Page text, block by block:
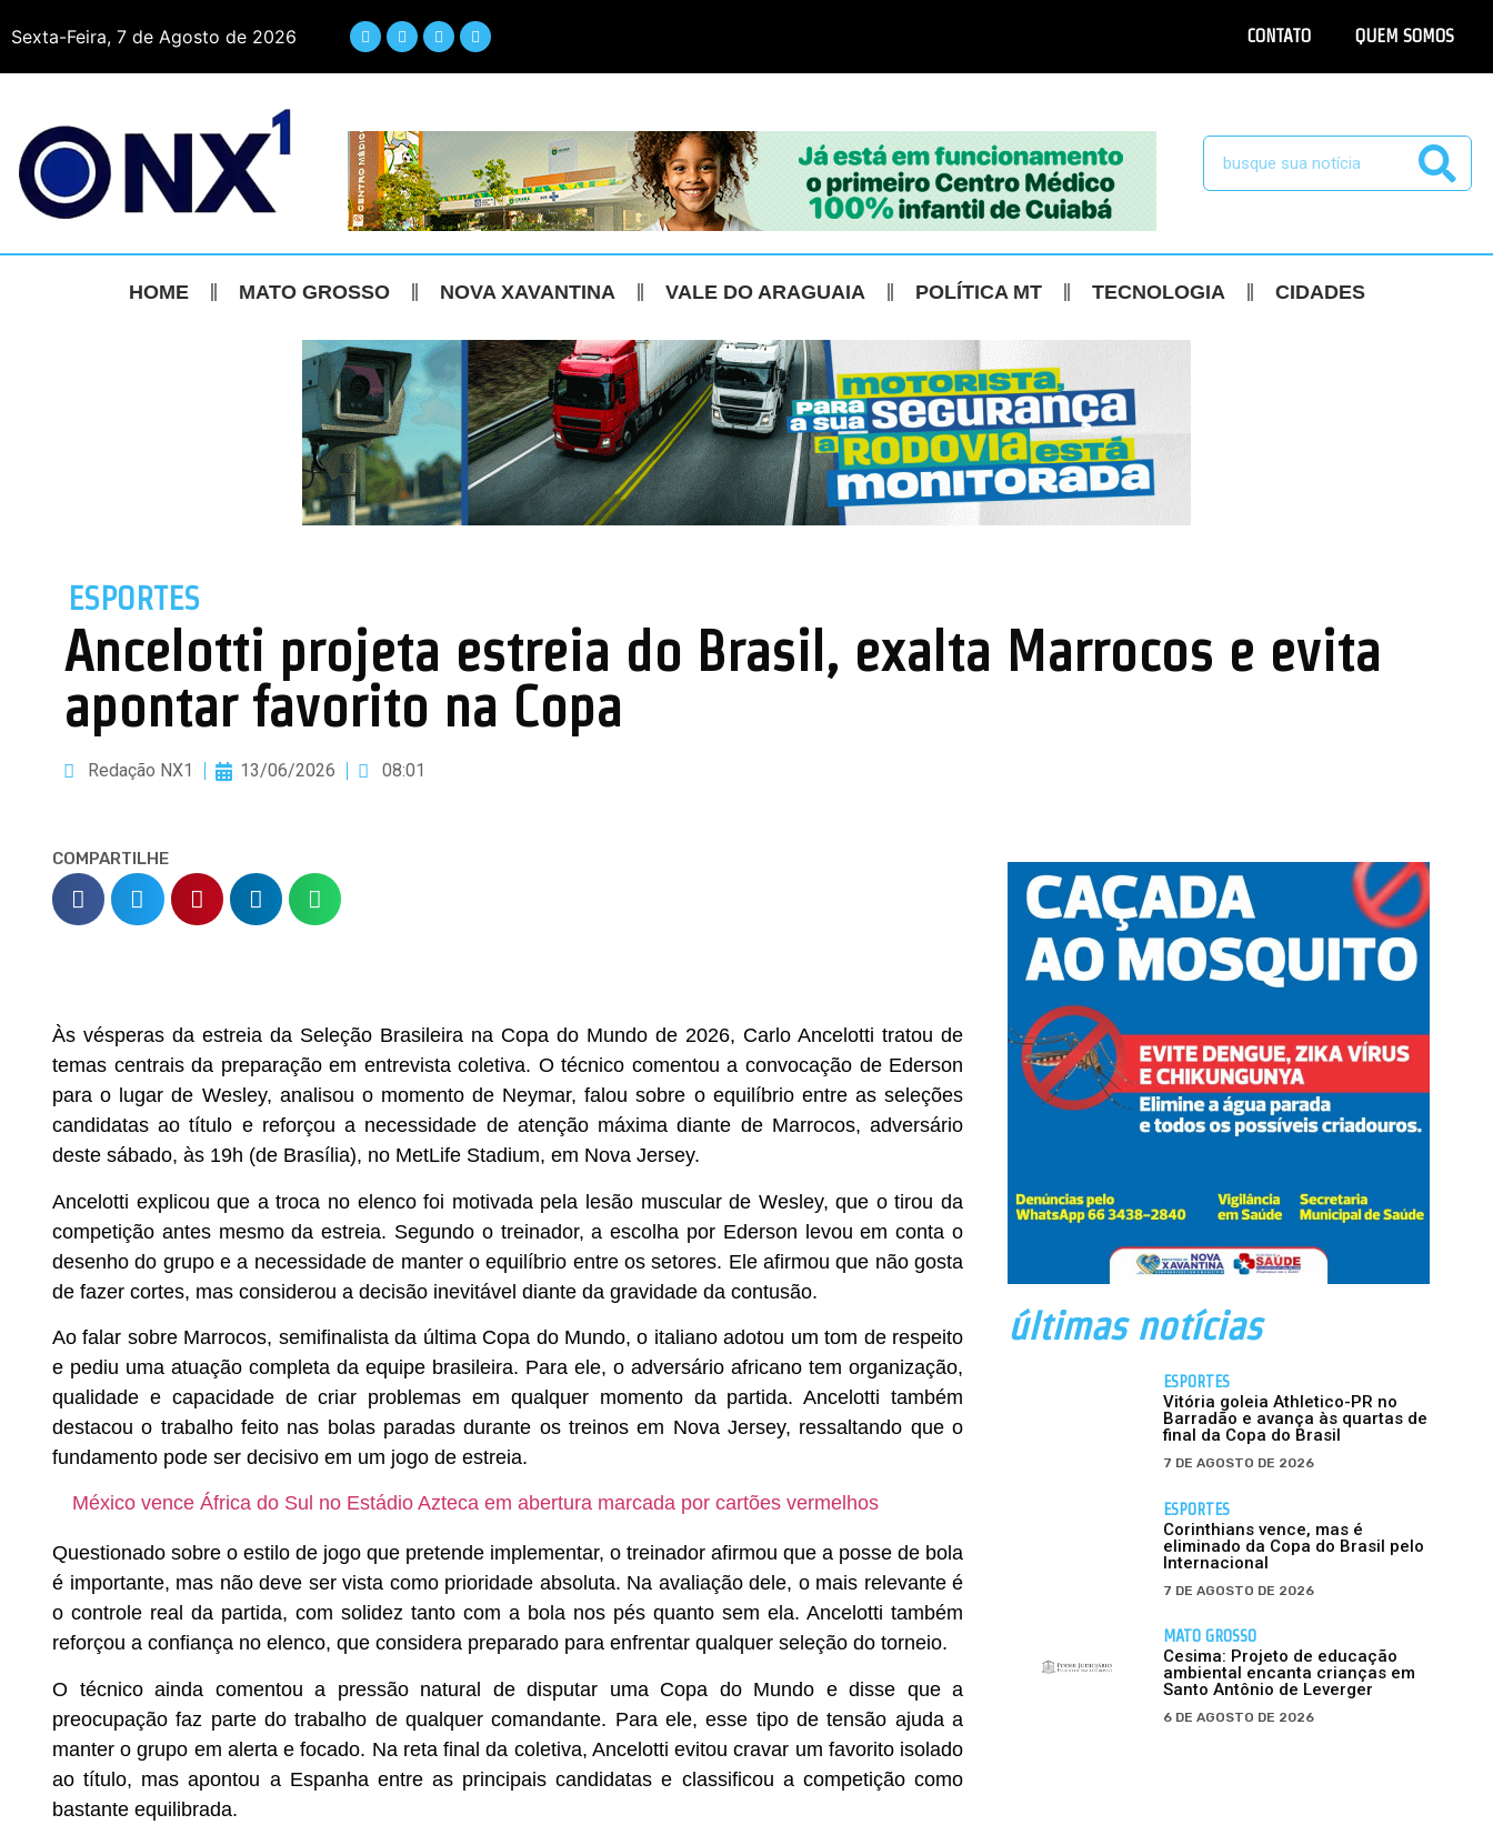
Sexta-Feira, 7 de Agosto de 2026 CONTATO QUEM SOMOS
HOME MATO GROSSO NOVA XAVANTINA VALE DO ARAGUAIA POLÍTICA MT TECNOLOGIA CIDADES
ESPORTES
Ancelotti projeta estreia do Brasil, exalta Marrocos e evita
apontar favorito na Copa
Redação NX1 13/06/2026 08:01
COMPARTILHE
Às vésperas da estreia da Seleção Brasileira na Copa do Mundo de 2026, Carlo Ancelotti tratou de
temas centrais da preparação em entrevista coletiva. O técnico comentou a convocação de Ederson
para o lugar de Wesley, analisou o momento de Neymar, falou sobre o equilíbrio entre as seleções
candidatas ao título e reforçou a necessidade de atenção máxima diante de Marrocos, adversário
deste sábado, às 19h (de Brasília), no MetLife Stadium, em Nova Jersey.
Ancelotti explicou que a troca no elenco foi motivada pela lesão muscular de Wesley, que o tirou da
competição antes mesmo da estreia. Segundo o treinador, a escolha por Ederson levou em conta o
desenho do grupo e a necessidade de manter o equilíbrio entre os setores. Ele afirmou que não gosta
de fazer cortes, mas considerou a decisão inevitável diante da gravidade da contusão.
Ao falar sobre Marrocos, semifinalista da última Copa do Mundo, o italiano adotou um tom de respeito
e pediu uma atuação completa da equipe brasileira. Para ele, o adversário africano tem organização,
qualidade e capacidade de criar problemas em qualquer momento da partida. Ancelotti também
destacou o trabalho feito nas bolas paradas durante os treinos em Nova Jersey, ressaltando que o
fundamento pode ser decisivo em um jogo de estreia.
México vence África do Sul no Estádio Azteca em abertura marcada por cartões vermelhos
Questionado sobre o estilo de jogo que pretende implementar, o treinador afirmou que a posse de bola
é importante, mas não deve ser vista como prioridade absoluta. Na avaliação dele, o mais relevante é
o controle real da partida, com solidez tanto com a bola nos pés quanto sem ela. Ancelotti também
reforçou a confiança no elenco, que considera preparado para enfrentar qualquer seleção do torneio.
O técnico ainda comentou a pressão natural de disputar uma Copa do Mundo e disse que a
preocupação faz parte do trabalho de qualquer comandante. Para ele, esse tipo de tensão ajuda a
manter o grupo em alerta e focado. Na reta final da coletiva, Ancelotti evitou cravar um favorito isolado
ao título, mas apontou a Espanha entre as principais candidatas e classificou a competição como
bastante equilibrada.
últimas notícias
ESPORTES
Vitória goleia Athletico-PR no
Barradão e avança às quartas de
final da Copa do Brasil
7 DE AGOSTO DE 2026
ESPORTES
Corinthians vence, mas é
eliminado da Copa do Brasil pelo
Internacional
7 DE AGOSTO DE 2026
MATO GROSSO
Cesima: Projeto de educação
ambiental encanta crianças em
Santo Antônio de Leverger
6 DE AGOSTO DE 2026